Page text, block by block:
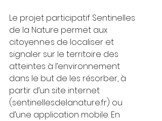
Le projet participatif Sentinelles
de la Nature permet aux
citoyen·ne·s de localiser et
signaler sur le territoire des
atteintes à l’environnement
dans le but de les résorber, à
partir d’un site internet
(sentinellesdelanature.fr) ou
d’une application mobile. En